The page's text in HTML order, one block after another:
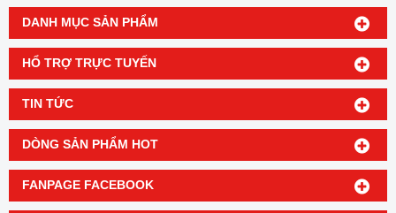
DANH MỤC SẢN PHẨM
HỔ TRỢ TRỰC TUYẾN
TIN TỨC
DÒNG SẢN PHẨM HOT
FANPAGE FACEBOOK